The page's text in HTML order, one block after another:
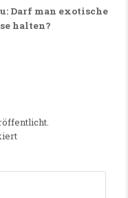
Darf man exotische
halten?